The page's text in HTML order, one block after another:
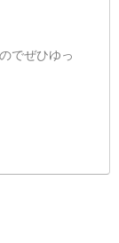
でぜひゆっ